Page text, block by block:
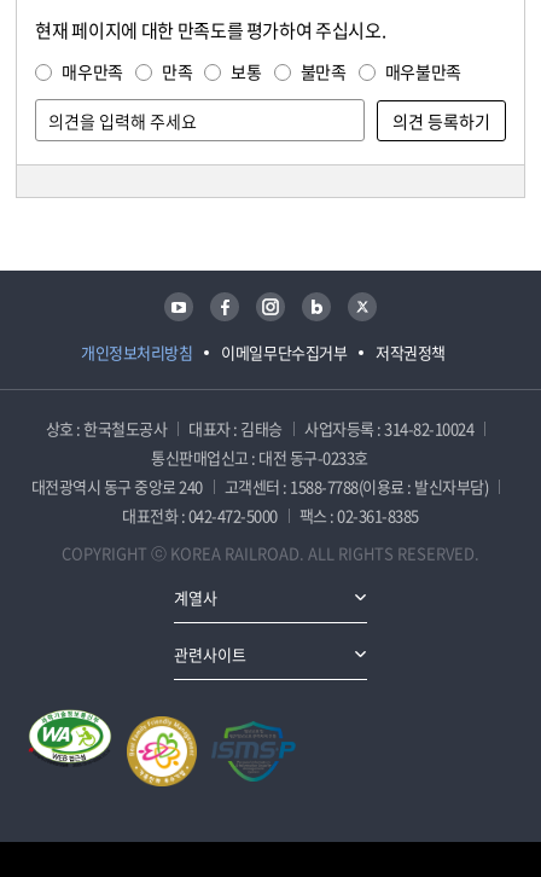
현재 페이지에 대한 만족도를 평가하여 주십시오.
매우만족 만족 보통 불만족 매우불만족
개인정보처리방침 이메일무단수집거부 저작권정책
유튜브 페이스북 인스타그램 블로그 트위터
상호 : 한국철도공사 대표자 : 김태승
사업자등록 : 314-82-10024
통신판매업신고 : 대전 동구-0233호
대전광역시 동구 중앙로 240
고객센터 : 1588-7788(이용료 : 발신자부담)
대표전화 : 042-472-5000
팩스 : 02-361-8385
COPYRIGHT ⓒ KOREA RAILROAD. ALL RIGHTS RESERVED.
계열사
관련사이트